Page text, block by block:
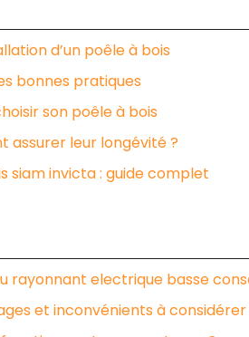
d’un poêle à bois
bonnes pratiques
son poêle à bois
assurer leur longévité ?
siam invicta : guide complet
rayonnant electrique basse
et inconvénients à considérer